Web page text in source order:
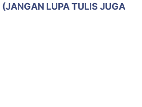
(JANGAN LUPA TULIS JUGA